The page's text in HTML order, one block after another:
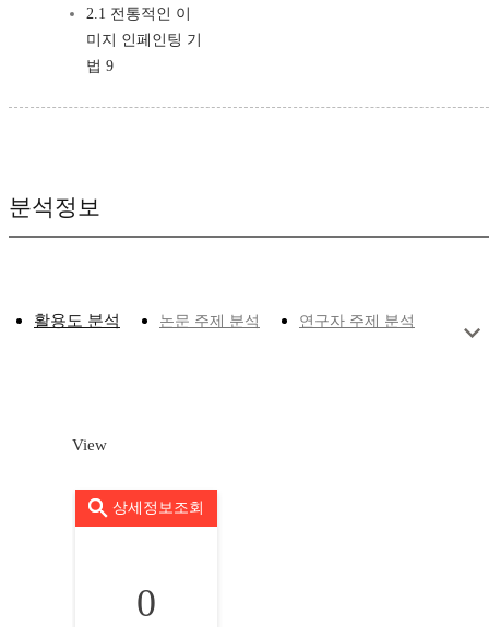
2.1 전통적인 이
미지 인페인팅 기
법 9
분석정보
활용도 분석 논문 주제 분석 연구자 주제 분석
View
상세정보조회
0